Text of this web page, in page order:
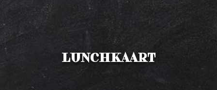
Lunchkarte
Kinderkarte
LUNCHKAART